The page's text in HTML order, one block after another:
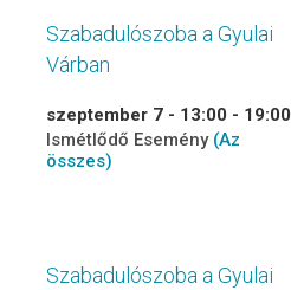
Szabadulószoba a Gyulai
Várban
szeptember 7 - 13:00 - 19:00
Ismétlődő Esemény (Az
összes)
Szabadulószoba a Gyulai